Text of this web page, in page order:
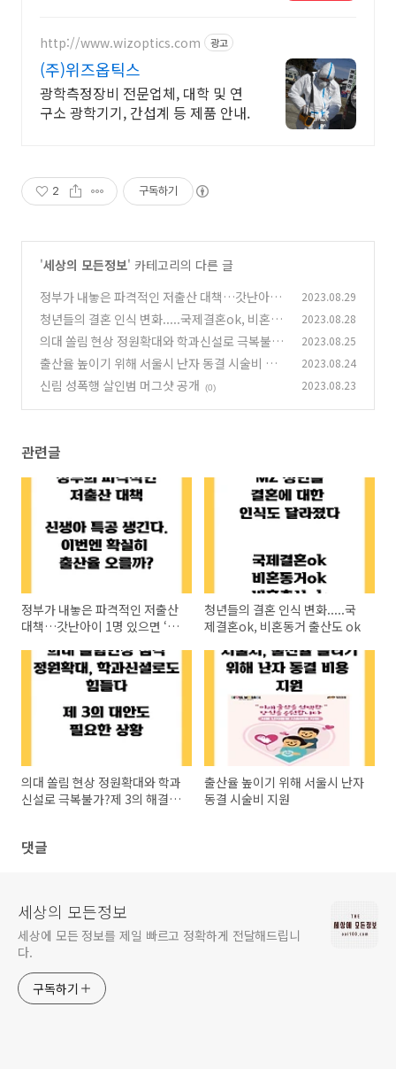
http://www.wizoptics.com 광고
(주)위즈옵틱스
광학측정장비 전문업체, 대학 및 연
구소 광학기기, 간섭계 등 제품 안내.
2 구독하기
'세상의 모든정보' 카테고리의 다른 글
정부가 내놓은 파격적인 저출산 대책…갓난아이
1명 있으면 ‘신생아 특공’ 혜택 (0)
2023.08.29
청년들의 결혼 인식 변화.....국제결혼ok, 비혼동
거 출산도 ok (0)
2023.08.28
의대 쏠림 현상 정원확대와 학과신설로 극복불
가?제 3의 해결책 생각해야
(0)
2023.08.25
출산율 높이기 위해 서울시 난자 동결 시술비 지
원
(0)
2023.08.24
신림 성폭행 살인범 머그샷 공개 (0) 2023.08.23
관련글
정부가 내놓은 파격적인 저출산
대책…갓난아이 1명 있으면 ‘신
청년들의 결혼 인식 변화.....국
제결혼ok, 비혼동거 출산도 ok
의대 쏠림 현상 정원확대와 학과
신설로 극복불가?제 3의 해결책
출산율 높이기 위해 서울시 난자
동결 시술비 지원
댓글
세상의 모든정보
세상에 모든 정보를 제일 빠르고 정확하게 전달해드립니
다.
구독하기